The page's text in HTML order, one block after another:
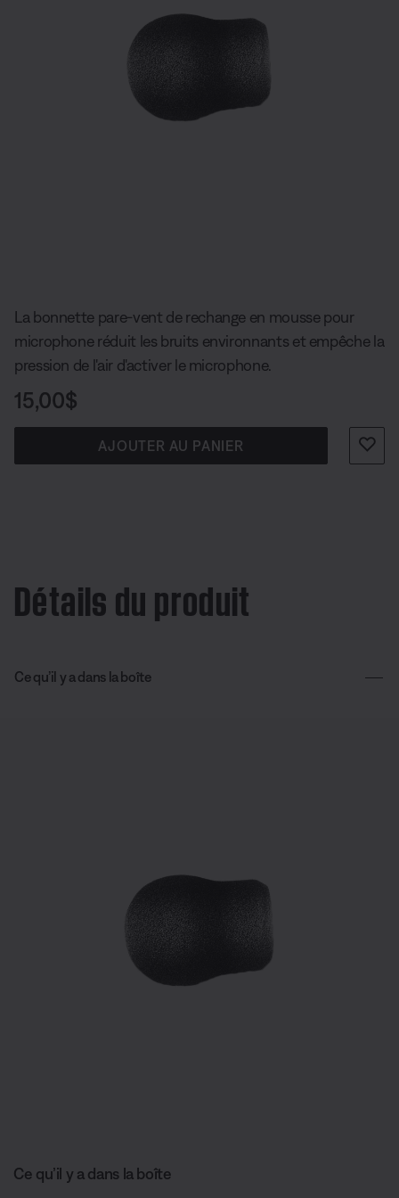
La bonnette pare-vent de rechange en mousse pour
microphone réduit les bruits environnants et empêche la
pression de l'air d'activer le microphone.
Prix :
15,00$
AJOUTER AU PANIER
Détails du produit
Ce qu’il y a dans la boîte
Ce qu’il y a dans la boîte